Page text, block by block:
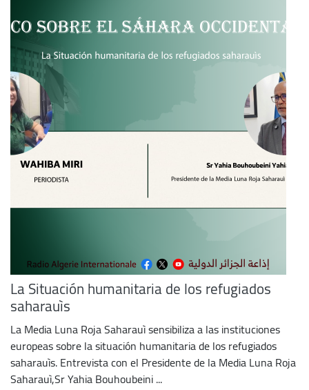
La Situación humanitaria de los refugiados
saharauìs
La Media Luna Roja Saharauì sensibiliza a las instituciones
europeas sobre la situación humanitaria de los refugiados
saharauìs. Entrevista con el Presidente de la Media Luna Roja
Saharauì,Sr Yahia Bouhoubeini ...